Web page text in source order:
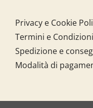
Privacy e Cookie
Termini e Condizioni
Spedizione e
Modalità di